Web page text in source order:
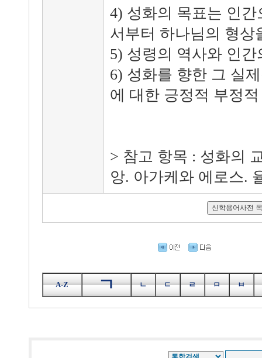
4) 성화의 목표는 인
서부터 하나님의 형상
5) 성령의 역사와 인
6) 성화를 향한 그 실
에 대한 긍정적 부정
> 참고 항목 : 성화의
앙. 아가케와 에로스.
A-Z ㄱ ㄴ ㄷ ㄹ ㅁ ㅂ